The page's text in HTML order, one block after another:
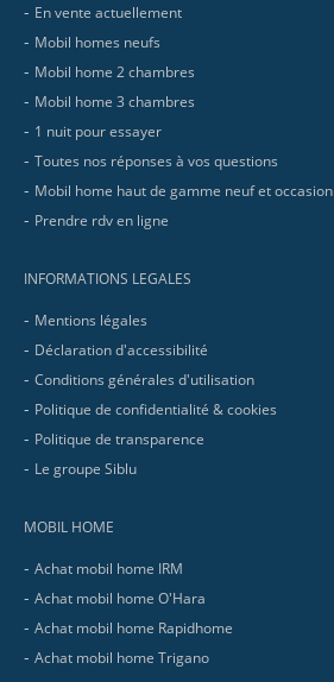
En vente actuellement
Mobil homes neufs
Mobil home 2 chambres
Mobil home 3 chambres
1 nuit pour essayer
Toutes nos réponses à vos questions
Mobil home haut de gamme neuf et occasion
Prendre rdv en ligne
INFORMATIONS LEGALES
Mentions légales
Déclaration d'accessibilité
Conditions générales d'utilisation
Politique de confidentialité & cookies
Politique de transparence
Le groupe Siblu
MOBIL HOME
Achat mobil home IRM
Achat mobil home O'Hara
Achat mobil home Rapidhome
Achat mobil home Trigano